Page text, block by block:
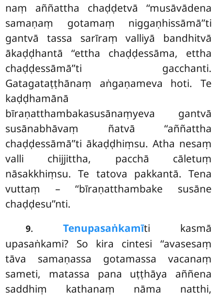
naṃ aññattha chaḍḍetvā ‘‘musāvādena
samaṇaṃ gotamaṃ niggaṇhissāmā’’ti
gantvā tassa sarīraṃ valliyā bandhitvā
ākaḍḍhantā ‘‘ettha chaḍḍessāma, ettha
chaḍḍessāmā’’ti gacchanti.
Gatagataṭṭhānaṃ aṅgaṇameva hoti. Te
kaḍḍhamānā
bīraṇatthambakasusānaṃyeva gantvā
susānabhāvaṃ ñatvā ‘‘aññattha
chaḍḍessāmā’’ti ākaḍḍhiṃsu. Atha nesaṃ
valli chijjittha, pacchā cāletuṃ
nāsakkhiṃsu. Te tatova pakkantā. Tena
vuttaṃ – ‘‘bīraṇatthambake susāne
chaḍḍesu’’nti.
9.Tenupasaṅkamīti kasmā
upasaṅkami? So kira cintesi ‘‘avasesaṃ
tāva samaṇassa gotamassa vacanaṃ
sameti, matassa pana uṭṭhāya aññena
saddhiṃ kathanaṃ nāma natthi,